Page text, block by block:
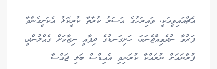
އެޗްއައިވީއަކީ، ވައިރަހުގެ އަސަރު ކުރާތާ ކުރީކޮޅު އެކަށީގެންވާ
ފަރުވާ ނުދެވިއްޖެނަމަ، ހަށިގަނޑުގެ ދިފާއީ ނިޒާމަށް ގެއްލުންދީ،
ފުރާނައަށް ނުރައްކާ ކުރަނިވި އެއިޑްސް ބަލި ޖައްސާ